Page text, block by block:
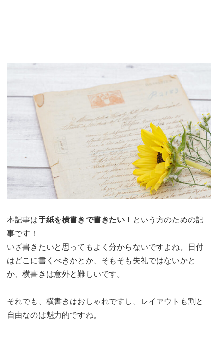
本記事は手紙を横書きで書きたい！ という方のための記
事です！
いざ書きたいと思ってもよく分からないですよね。日付
はどこに書くべきかとか、そもそも失礼ではないかと
か、横書きは意外と難しいです。
それでも、横書きはおしゃれですし、レイアウトも割と
自由なのは魅力的ですね。